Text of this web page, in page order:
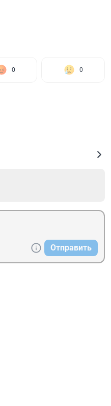
0 0
Отправить